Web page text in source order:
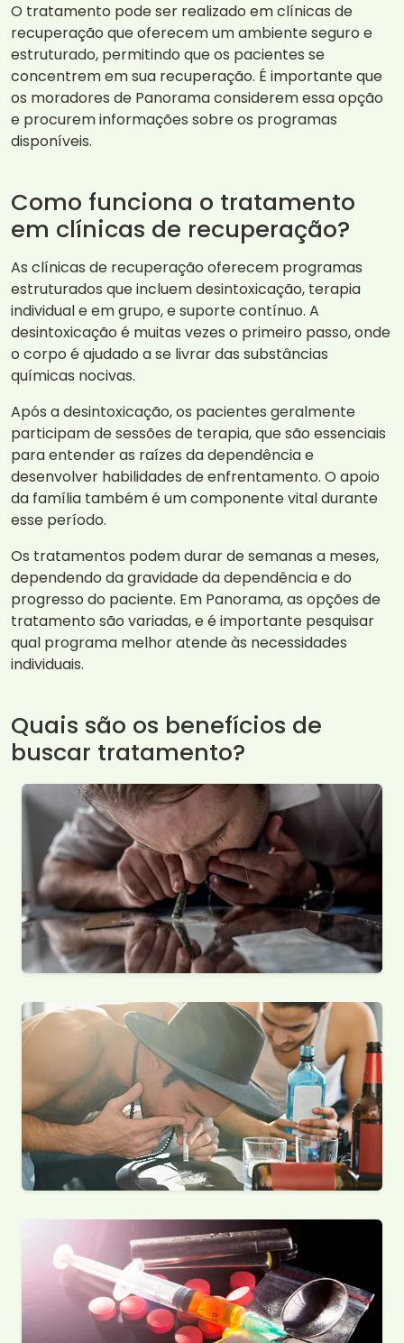
O tratamento pode ser realizado em clínicas de
recuperação que oferecem um ambiente seguro e
estruturado, permitindo que os pacientes se
concentrem em sua recuperação. É importante que
os moradores de Panorama considerem essa opção
e procurem informações sobre os programas
disponíveis.
Como funciona o tratamento
em clínicas de recuperação?
As clínicas de recuperação oferecem programas
estruturados que incluem desintoxicação, terapia
individual e em grupo, e suporte contínuo. A
desintoxicação é muitas vezes o primeiro passo, onde
o corpo é ajudado a se livrar das substâncias
químicas nocivas.
Após a desintoxicação, os pacientes geralmente
participam de sessões de terapia, que são essenciais
para entender as raízes da dependência e
desenvolver habilidades de enfrentamento. O apoio
da família também é um componente vital durante
esse período.
Os tratamentos podem durar de semanas a meses,
dependendo da gravidade da dependência e do
progresso do paciente. Em Panorama, as opções de
tratamento são variadas, e é importante pesquisar
qual programa melhor atende às necessidades
individuais.
Quais são os benefícios de
buscar tratamento?